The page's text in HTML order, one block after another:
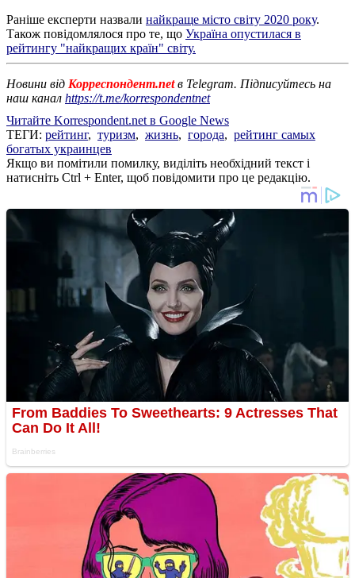
Раніше експерти назвали найкраще місто світу 2020 року.
Також повідомлялося про те, що Україна опустилася в
рейтингу "найкращих країн" світу.
Новини від Корреспондент.netв Telegram. Підписуйтесь на
наш канал https://t.me/korrespondentnet
Читайте Korrespondent.net в Google News
ТЕГИ: рейтинг, туризм, жизнь, города, рейтинг самых
богатых украинцев
Якщо ви помітили помилку, виділіть необхідний текст і
натисніть Ctrl + Enter, щоб повідомити про це редакцію.